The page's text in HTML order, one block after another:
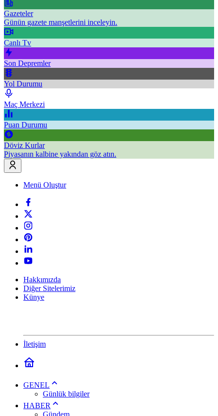
Gazeteler
Günün gazete manşetlerini inceleyin.
Canlı Tv
Son Depremler
Yol Durumu
Maç Merkezi
Puan Durumu
Döviz Kurlar
Piyasanın kalbine yakından göz atın.
Menü Oluştur
Hakkımızda
Diğer Sitelerimiz
Künye
İletişim
GENEL
Günlük bilgiler
HABER
Gündem